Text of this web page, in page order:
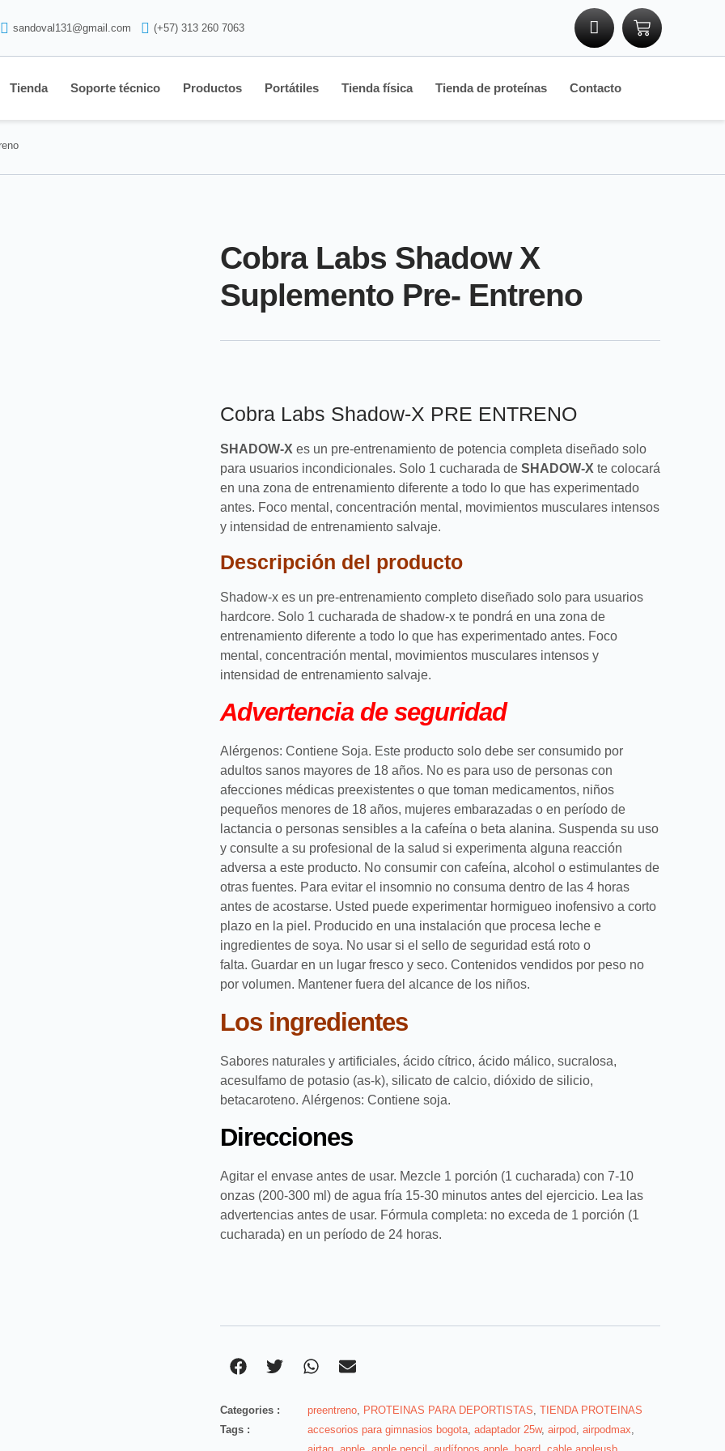
sandoval131@gmail.com (+57) 313 260 7063
Tienda Soporte técnico Productos Portátiles Tienda física Tienda de proteínas Contacto
Cobra Labs Shadow X
Suplemento Pre- Entreno
Cobra Labs Shadow-X PRE ENTRENO
SHADOW-X es un pre-entrenamiento de potencia completa diseñado solo
para usuarios incondicionales. Solo 1 cucharada de SHADOW-X te colocará
en una zona de entrenamiento diferente a todo lo que has experimentado
antes. Foco mental, concentración mental, movimientos musculares intensos
y intensidad de entrenamiento salvaje.
Descripción del producto
Shadow-x es un pre-entrenamiento completo diseñado solo para usuarios
hardcore. Solo 1 cucharada de shadow-x te pondrá en una zona de
entrenamiento diferente a todo lo que has experimentado antes. Foco
mental, concentración mental, movimientos musculares intensos y
intensidad de entrenamiento salvaje.
Advertencia de seguridad
Alérgenos: Contiene Soja. Este producto solo debe ser consumido por
adultos sanos mayores de 18 años. No es para uso de personas con
afecciones médicas preexistentes o que toman medicamentos, niños
pequeños menores de 18 años, mujeres embarazadas o en período de
lactancia o personas sensibles a la cafeína o beta alanina. Suspenda su uso
y consulte a su profesional de la salud si experimenta alguna reacción
adversa a este producto. No consumir con cafeína, alcohol o estimulantes de
otras fuentes. Para evitar el insomnio no consuma dentro de las 4 horas
antes de acostarse. Usted puede experimentar hormigueo inofensivo a corto
plazo en la piel. Producido en una instalación que procesa leche e
ingredientes de soya. No usar si el sello de seguridad está roto o
falta. Guardar en un lugar fresco y seco. Contenidos vendidos por peso no
por volumen. Mantener fuera del alcance de los niños.
Los ingredientes
Sabores naturales y artificiales, ácido cítrico, ácido málico, sucralosa,
acesulfamo de potasio (as-k), silicato de calcio, dióxido de silicio,
betacaroteno. Alérgenos: Contiene soja.
Direcciones
Agitar el envase antes de usar. Mezcle 1 porción (1 cucharada) con 7-10
onzas (200-300 ml) de agua fría 15-30 minutos antes del ejercicio. Lea las
advertencias antes de usar. Fórmula completa: no exceda de 1 porción (1
cucharada) en un período de 24 horas.
Categories : preentreno PROTEINAS PARA DEPORTISTAS TIENDA PROTEINAS
Tags :
accesorios para gimnasios bogota adaptador 25w, airpod airpodmax